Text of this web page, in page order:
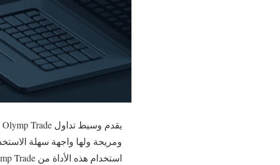
استخدام هذه الأداة من Olymp Trade – قم بتنزيل النظام الأساسي على جهاز الكمبيوتر الخاص بك.